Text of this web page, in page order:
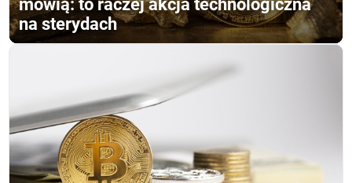
mówią: to raczej akcja technologiczna
na sterydach